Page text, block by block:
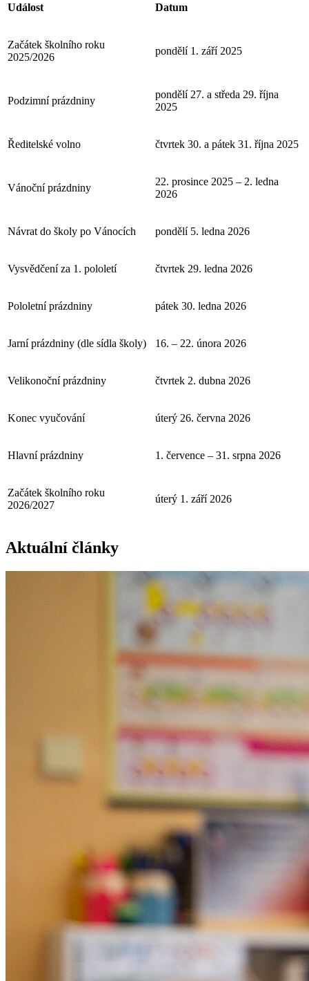
Událost Datum
Začátek školního roku
2025/2026
pondělí 1. září 2025
Podzimní prázdniny
pondělí 27. a středa 29. října
2025
Ředitelské volno čtvrtek 30. a pátek 31. října 2025
Vánoční prázdniny
22. prosince 2025 – 2. ledna
2026
Návrat do školy po Vánocích pondělí 5. ledna 2026
Vysvědčení za 1. pololetí čtvrtek 29. ledna 2026
Pololetní prázdniny pátek 30. ledna 2026
Jarní prázdniny (dle sídla školy) 16. – 22. února 2026
Velikonoční prázdniny čtvrtek 2. dubna 2026
Konec vyučování úterý 26. června 2026
Hlavní prázdniny 1. července – 31. srpna 2026
Začátek školního roku
2026/2027
úterý 1. září 2026
Aktuální články